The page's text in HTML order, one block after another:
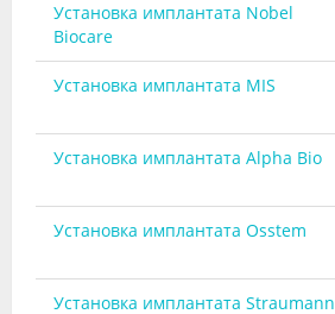
Установка имплантата Nobel
Biocare
Установка имплантата MIS
Установка имплантата Alpha Bio
Установка имплантата Osstem
Установка имплантата Straumann